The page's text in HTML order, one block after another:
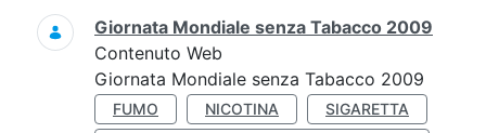
Giornata Mondiale senza Tabacco 2009
Contenuto Web
Giornata Mondiale senza Tabacco 2009
FUMO NICOTINA
SIGARETTA